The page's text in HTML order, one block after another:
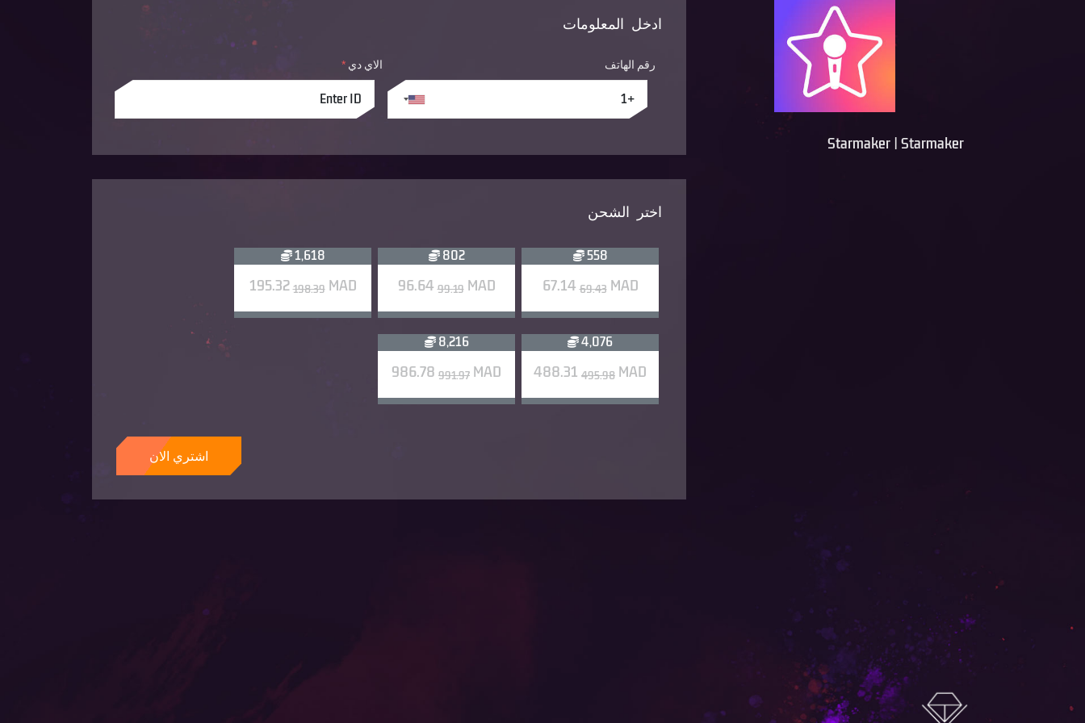
Starmaker | Starmaker
ادخل المعلومات
رقم الهاتف الاي دي *
اختر الشحن
558
MAD
69.43
67.14
802
MAD
99.19
96.64
1,618
MAD
198.39
195.32
4,076
MAD
495.98
488.31
8,216
MAD
991.97
986.78
اشتري الان